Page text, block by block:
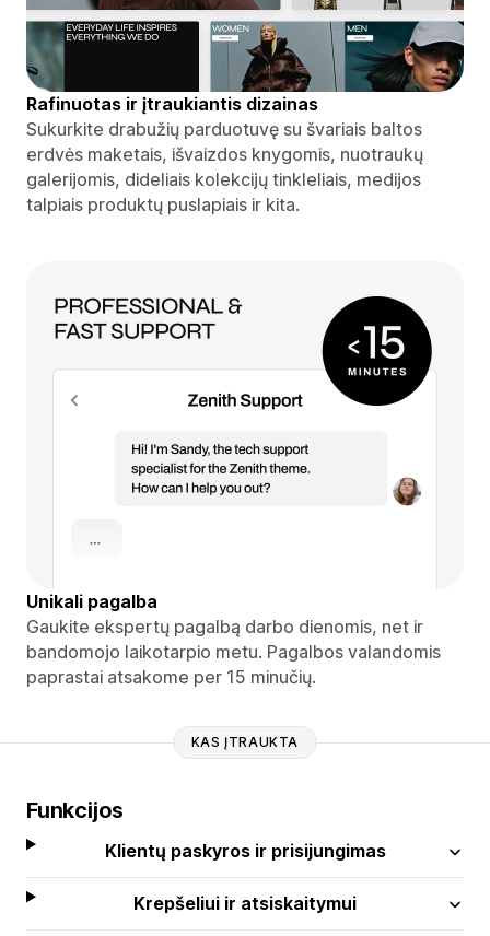
Rafinuotas ir įtraukiantis dizainas
Sukurkite drabužių parduotuvę su švariais baltos
erdvės maketais, išvaizdos knygomis, nuotraukų
galerijomis, dideliais kolekcijų tinkleliais, medijos
talpiais produktų puslapiais ir kita.
Unikali pagalba
Gaukite ekspertų pagalbą darbo dienomis, net ir
bandomojo laikotarpio metu. Pagalbos valandomis
paprastai atsakome per 15 minučių.
KAS ĮTRAUKTA
Funkcijos
Klientų paskyros ir prisijungimas
Krepšeliui ir atsiskaitymui